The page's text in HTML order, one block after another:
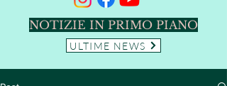
NOTIZIE IN PRIMO PIANO
ULTIME NEWS